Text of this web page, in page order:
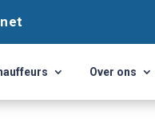
Over ons
Over ons